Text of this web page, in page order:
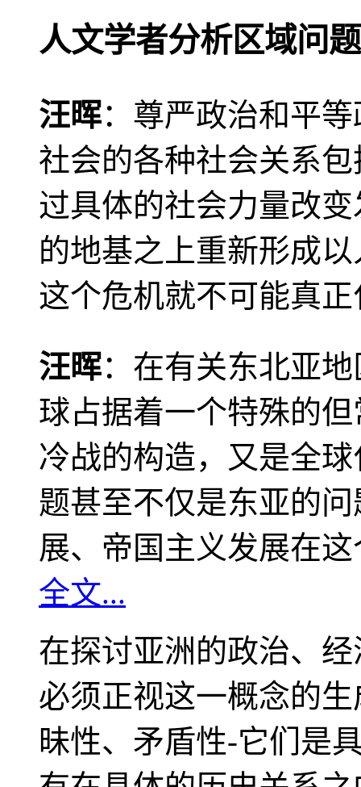
人文学者分析区域问题
汪晖：尊严政治和平
社会的各种社会关系
过具体的社会力量改
的地基之上重新形成
这个危机就不可能真
汪晖：在有关东北亚
球占据着一个特殊的
冷战的构造，又是全
题甚至不仅是东亚的
展、帝国主义发展在
全文...
在探讨亚洲的政治、
必须正视这一概念的
昧性、矛盾性-它们是